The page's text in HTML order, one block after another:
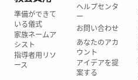
準備ができて
いる儀式
家族ネームア
シスト
指導者用リソ
ース
ヘルプセンタ
ー
お問い合わせ
あなたのアカ
ウント
アイデアを提
案する